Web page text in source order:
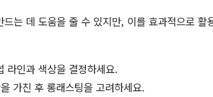
는 데 도움을 줄 수 있지만, 이를 효과적으로 활
라인과 색상을 결정하세요.
가진 후 롱래스팅을 고려하세요.